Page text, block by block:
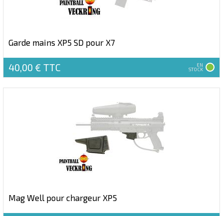
Garde mains XP5 SD pour X7
40,00 € TTC EN
STOCK
Mag Well pour chargeur XP5